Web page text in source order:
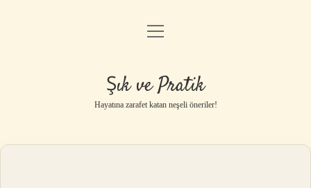
Anasayfa
Yasal Uyarı
menüyü
Şık ve Pratik
Hayatına zarafet katan neşeli öneriler!